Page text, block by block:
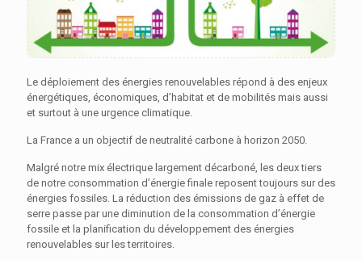
Le déploiement des énergies renouvelables répond à des enjeux
énergétiques, économiques, d’habitat et de mobilités mais aussi
et surtout à une urgence climatique.
La France a un objectif de neutralité carbone à horizon 2050.
Malgré notre mix électrique largement décarboné, les deux tiers
de notre consommation d’énergie finale reposent toujours sur des
énergies fossiles. La réduction des émissions de gaz à effet de
serre passe par une diminution de la consommation d’énergie
fossile et la planification du développement des énergies
renouvelables sur les territoires.